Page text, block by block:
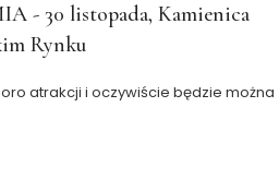
- 30 listopada, Kamienica
Rynku
atrakcji i oczywiście będzie można